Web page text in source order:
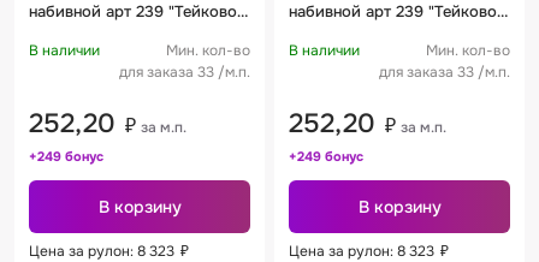
набивной арт 239 "Тейково"
В наличии
Мин. кол-во
для заказа 33 /м.п.
252,20 ₽ за м.п.
+249 бонус
В корзину
Цена за рулон: 8 323 ₽
набивной арт 239 "Тейково"
В наличии
Мин. кол-во
для заказа 33 /м.п.
252,20 ₽ за м.п.
+249 бонус
В корзину
Цена за рулон: 8 323 ₽